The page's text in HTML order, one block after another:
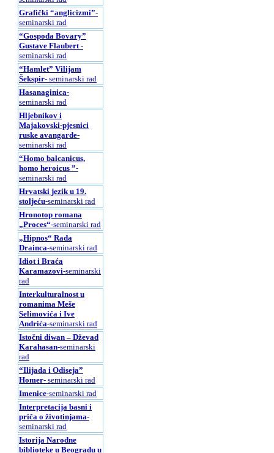
Grafički “anglicizmi”-
seminarski rad
“Gospođa Bovary”
Gustave Flaubert-
seminarski rad
“Hamlet” Vilijam
Šekspir- seminarski rad
Hasanaginica-
seminarski rad
Hljebnikov i
Majakovski-pjesnici
ruske avangarde-
seminarski rad
“Homo balcanicus,
homo heroicus ”-
seminarski rad
Hrvatski jezik u 19.
stoljeću-seminarski rad
Hronotop romana
„Proces“-seminarski rad
„Hipnos“ Rada
Drainca-seminarski rad
Idiot i Braća
Karamazovi-seminarski
rad
Interkulturalnost u
romanima Meše
Selimovića i Ive
Andrića-seminarski rad
Istočni diwan – Dževad
Karahasan-seminarski
rad
“Ilijada i Odiseja”
Homer- seminarski rad
Imenice-seminarski rad
Interpretacija basni i
priča o životinjama-
seminarski rad
Istorija Narodne
biblioteke u Beogradu u